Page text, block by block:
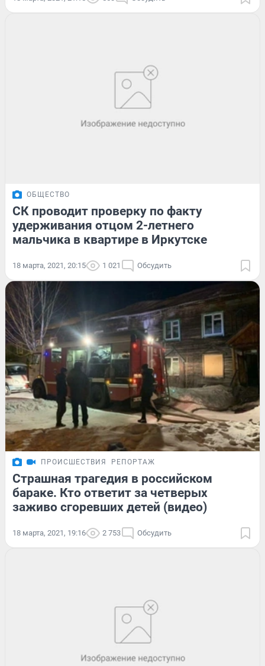
ОБЩЕСТВО
СК проводит проверку по факту
удерживания отцом 2-летнего
мальчика в квартире в Иркутске
18 марта, 2021, 20:15 1 021 Обсудить
ПРОИСШЕСТВИЯ РЕПОРТАЖ
Страшная трагедия в российском
бараке. Кто ответит за четверых
заживо сгоревших детей (видео)
18 марта, 2021, 19:16 2 753 Обсудить